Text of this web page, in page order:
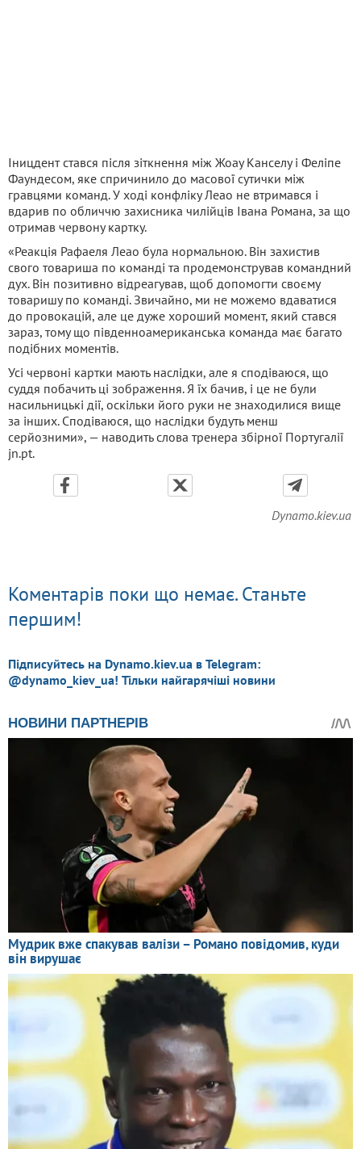
Іницдент стався після зіткнення між Жоау Канселу і Феліпе
Фаундесом, яке спричинило до масової сутички між
гравцями команд. У ході конфліку Леао не втримався і
вдарив по обличчю захисника чилійців Івана Романа, за що
отримав червону картку.
«Реакція Рафаеля Леао була нормальною. Він захистив
свого товариша по команді та продемонстрував командний
дух. Він позитивно відреагував, щоб допомогти своєму
товаришу по команді. Звичайно, ми не можемо вдаватися
до провокацій, але це дуже хороший момент, який стався
зараз, тому що південноамериканська команда має багато
подібних моментів.
Усі червоні картки мають наслідки, але я сподіваюся, що
суддя побачить ці зображення. Я їх бачив, і це не були
насильницькі дії, оскільки його руки не знаходилися вище
за інших. Сподіваюся, що наслідки будуть менш
серйозними», — наводить слова тренера збірної Португалії
jn.pt.
Dynamo.kiev.ua
Коментарів поки що немає. Станьте
першим!
Підписуйтесь на Dynamo.kiev.ua в Telegram:
@dynamo_kiev_ua! Тільки найгарячіші новини